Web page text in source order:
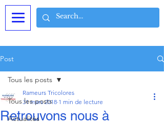
Post
Tous les posts
Actualités
Tous les posts
Retrouvons nous à
Rameurs Tricolores
31 mars 2018 1 min de lecture